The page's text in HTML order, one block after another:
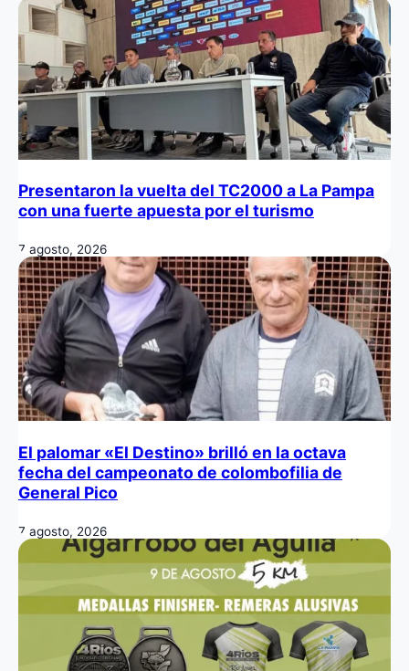
Presentaron la vuelta del TC2000 a La Pampa
con una fuerte apuesta por el turismo
7 agosto, 2026
El palomar «El Destino» brilló en la octava
fecha del campeonato de colombofilia de
General Pico
7 agosto, 2026